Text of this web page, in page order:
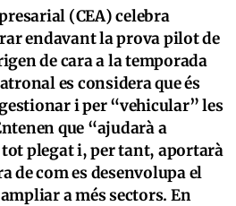
(CEA) celebra
endavant la prova pilot de
de cara a la temporada
es considera que és
i per “vehicular” les
que “ajudarà a
tot plegat i, per tant, aportarà
de com es desenvolupa el
a més sectors. En